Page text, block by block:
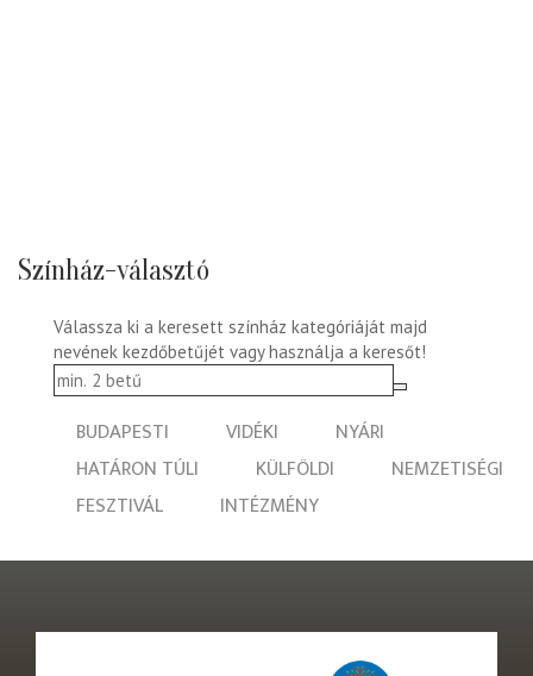
Színház-választó
Válassza ki a keresett színház kategóriáját majd
nevének kezdőbetűjét vagy használja a keresőt!
BUDAPESTI VIDÉKI
NYÁRI
HATÁRON TÚLI
KÜLFÖLDI
NEMZETISÉGI
FESZTIVÁL
INTÉZMÉNY